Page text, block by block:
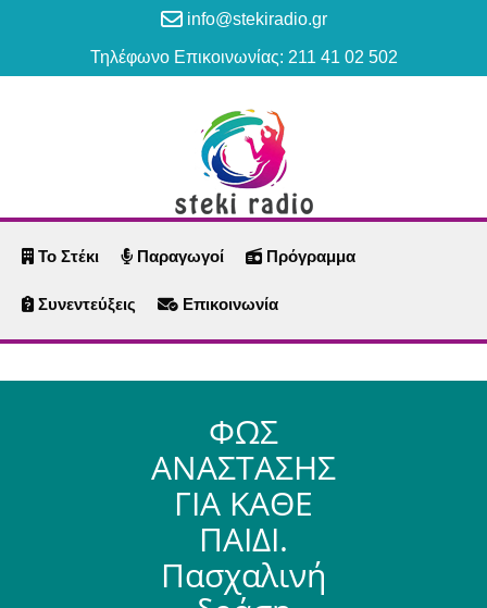
info@stekiradio.gr
Τηλέφωνο Επικοινωνίας: 211 41 02 502
Το Στέκι Παραγωγοί Πρόγραμμα
Συνεντεύξεις Επικοινωνία
ΦΩΣ
ΑΝΑΣΤΑΣΗΣ
ΓΙΑ ΚΑΘΕ
ΠΑΙΔΙ.
Πασχαλινή